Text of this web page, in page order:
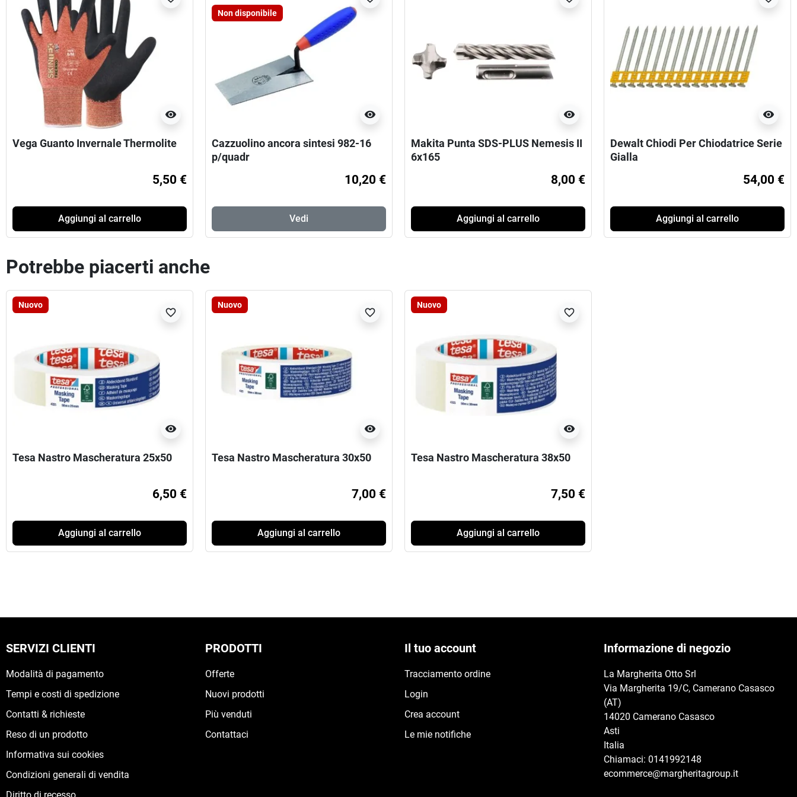
visibility
Vega Guanto Invernale Thermolite
5,50 €
Aggiungi al carrello
Non disponibile
visibility
Cazzuolino ancora sintesi 982-16
p/quadr
10,20 €
Vedi
visibility
Makita Punta SDS-PLUS Nemesis II
6x165
8,00 €
Aggiungi al carrello
visibility
Dewalt Chiodi Per Chiodatrice Serie
Gialla
54,00 €
Aggiungi al carrello
Potrebbe piacerti anche
Nuovo
visibility
favorite_border
Tesa Nastro Mascheratura 25x50
6,50 €
Aggiungi al carrello
Nuovo
visibility
favorite_border
Tesa Nastro Mascheratura 30x50
7,00 €
Aggiungi al carrello
Nuovo
visibility
favorite_border
Tesa Nastro Mascheratura 38x50
7,50 €
Aggiungi al carrello
SERVIZI CLIENTI
Modalità di pagamento
Tempi e costi di spedizione
Contatti & richieste
Reso di un prodotto
Informativa sui cookies
Condizioni generali di vendita
PRODOTTI
Offerte
Nuovi prodotti
Più venduti
Contattaci
Il tuo account
Tracciamento ordine
Login
Crea account
Le mie notifiche
Informazione di negozio
La Margherita Otto Srl
Via Margherita 19/C, Camerano Casasco
(AT)
14020 Camerano Casasco
Asti
Italia
Chiamaci: 0141992148
ecommerce@margheritagroup.it